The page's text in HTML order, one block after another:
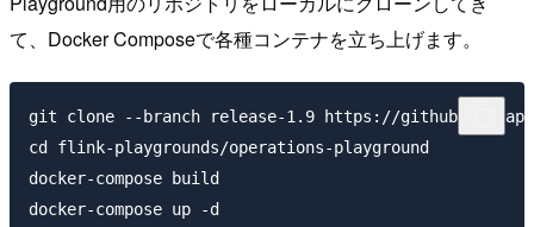
て、Docker Composeで各種コンテナを立ち上げます。
git clone --branch release-1.9 https://github.com/
cd flink-playgrounds/operations-playground
docker-compose build
docker-compose up -d